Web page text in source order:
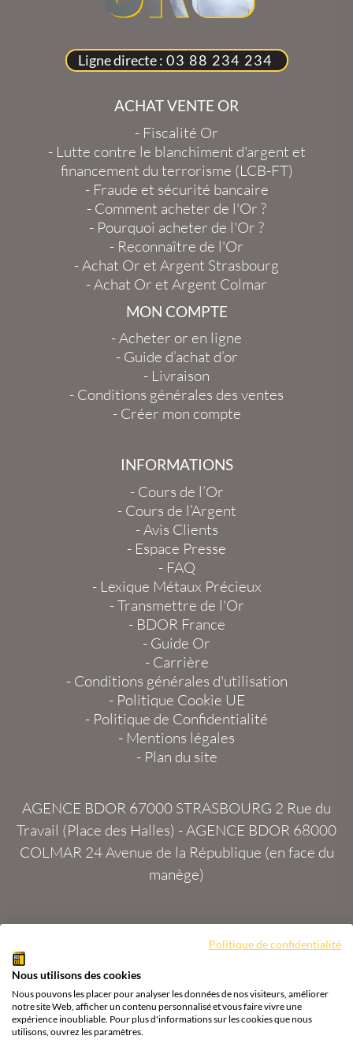
Ligne directe : 03 88 234 234
ACHAT VENTE OR
- Fiscalité Or
- Lutte contre le blanchiment d'argent et
financement du terrorisme (LCB-FT)
- Fraude et sécurité bancaire
- Comment acheter de l'Or ?
- Pourquoi acheter de l'Or ?
- Reconnaître de l'Or
-Achat Or et Argent Strasbourg
-Achat Or et Argent Colmar
MON COMPTE
-Acheter or en ligne
- Guide d’achat d’or
- Livraison
- Conditions générales des ventes
- Créer mon compte
INFORMATIONS
- Cours de l’Or
- Cours de l’Argent
-Avis Clients
- Espace Presse
- FAQ
- Lexique Métaux Précieux
-Transmettre de l'Or
- BDOR France
- Guide Or
- Carrière
- Conditions générales d'utilisation
- Politique Cookie UE
- Politique de Confidentialité
- Mentions légales
- Plan du site
AGENCE BDOR 67000 STRASBOURG 2 Rue du
Travail (Place des Halles) -AGENCE BDOR 68000
COLMAR24 Avenue de la République (en face du
manège)
Tous droits réservés Agence BDOR ®
Cours or, achat
& vente or, argent
Politique de confidentialité
Nous utilisons des cookies
Nous pouvons les placer pour analyser les données de nos visiteurs, améliorer
notre site Web, afficher un contenu personnalisé et vous faire vivre une
expérience inoubliable. Pour plus d'informations sur les cookies que nous
utilisons, ouvrez les paramètres.